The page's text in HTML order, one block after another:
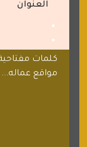
العنوان
كلمات
مواقع عماله...